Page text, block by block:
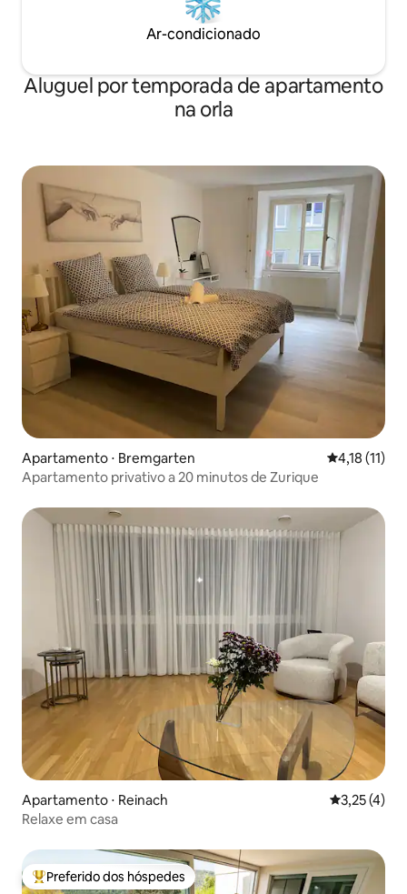
Ar-condicionado
Aluguel por temporada de apartamento
na orla
Apartamento ⋅ Bremgarten 4,18 de uma
4,18 (11)
Apartamento privativo a 20 minutos de Zurique
Apartamento ⋅ Reinach 3,25 de
3,25 (4)
Relaxe em casa
Entre os melhores preferidos dos hóspedes
Preferido dos hóspedes